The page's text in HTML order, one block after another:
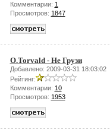
Комментарии: 1
Просмотров: 1847
O.Torvald - Не Грузи
Добавлено: 2009-03-31 18:03:02
Рейтинг:
Комментарии: 10
Просмотров: 1953